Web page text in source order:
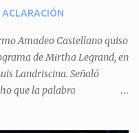
con Tatú, el armadillo.
Tui, la cotorra, deja
a los otros tres
terminan por
huye despavorido al verse
Amadeo Castellano quiso
de Mirtha Legrand, en
Landriscina. Señaló
que la palabra